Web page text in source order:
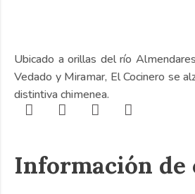
Ubicado a orillas del río
Vedado y Miramar, El Cocinero se
distintiva chimenea.
Información de